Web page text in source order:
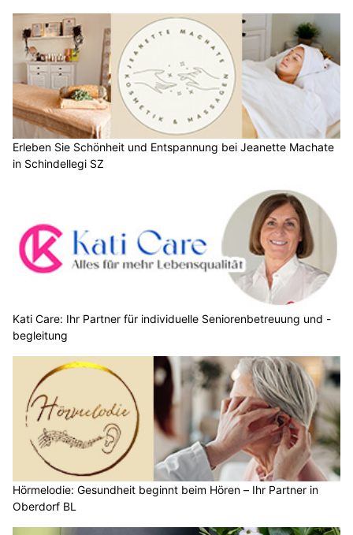
Erleben Sie Schönheit und Entspannung bei Jeanette Machate
in Schindellegi SZ
Kati Care: Ihr Partner für individuelle Seniorenbetreuung und -
begleitung
Hörmelodie: Gesundheit beginnt beim Hören – Ihr Partner in
Oberdorf BL